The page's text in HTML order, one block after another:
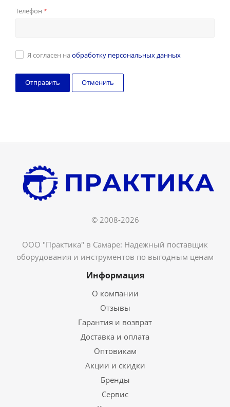
Телефон *
Я согласен на обработку персональных данных
Отменить
© 2008-2026
ООО "Практика" в Самаре: Надежный поставщик
оборудования и инструментов по выгодным ценам
Информация
О компании
Отзывы
Гарантия и возврат
Доставка и оплата
Оптовикам
Акции и скидки
Бренды
Сервис